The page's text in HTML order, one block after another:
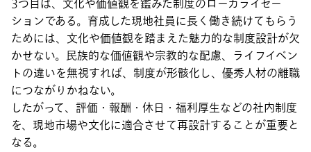
3つ目は、文化や価値観を鑑みた制度のローカライゼー
ションである。育成した現地社員に長く働き続けてもらう
ためには、文化や価値観を踏まえた魅力的な制度設計が欠
かせない。民族的な価値観や宗教的な配慮、ライフイベン
トの違いを無視すれば、制度が形骸化し、優秀人材の離職
につながりかねない。
したがって、評価・報酬・休日・福利厚生などの社内制度
を、現地市場や文化に適合させて再設計することが重要と
なる。